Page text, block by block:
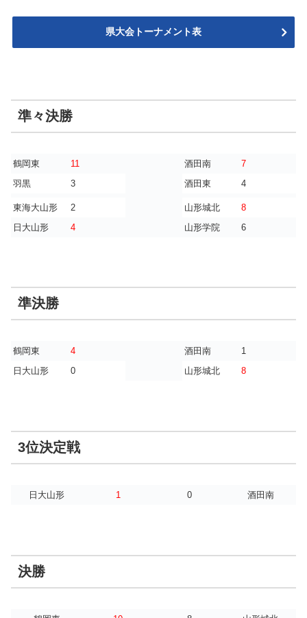
県大会トーナメント表
準々決勝
鶴岡東 11 酒田南
7
羽黒
3 酒田東 4
東海大山形 2 山形城北
8
日大山形
4 山形学院 6
準決勝
鶴岡東 4 酒田南
1
日大山形
0 山形城北 8
3位決定戦
日大山形 1 0 酒田南
決勝